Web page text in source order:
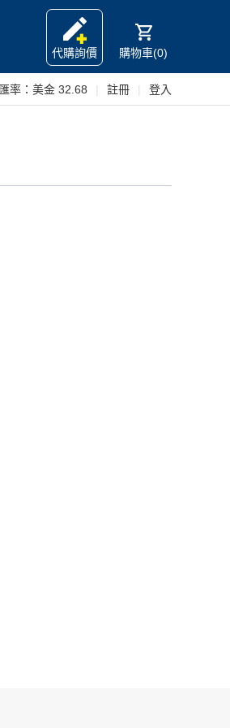
代購詢價
購物車(0)
率： 美金 32.68 註冊 登入